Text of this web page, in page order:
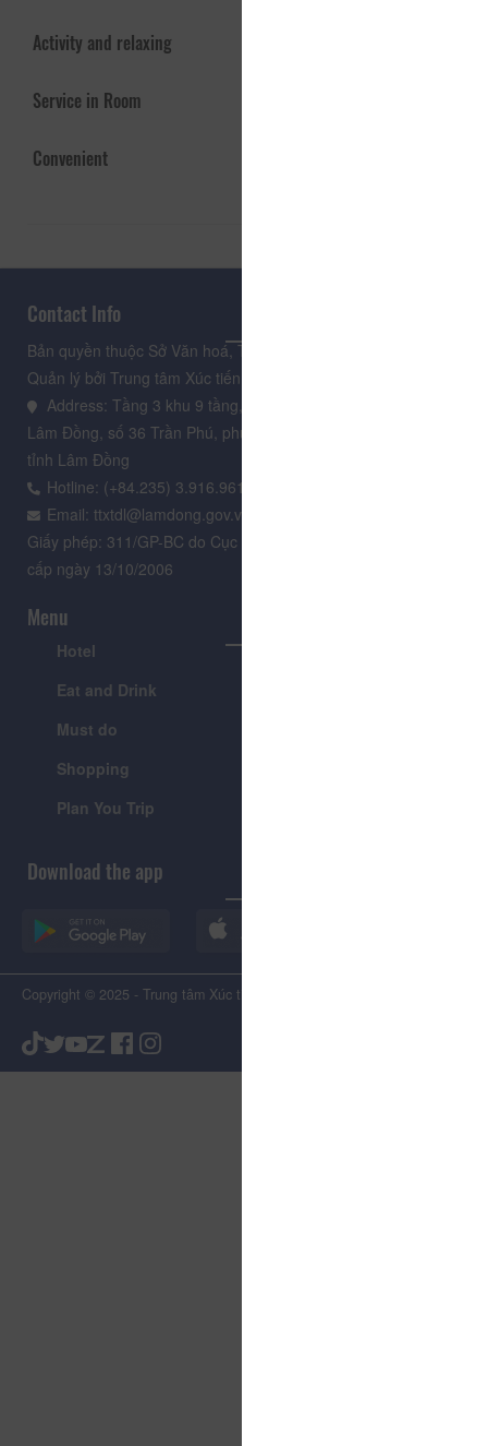
Activity and relaxing
Service in Room
Convenient
Contact Info
Bản quyền thuộc Sở Văn hoá, Thể thao và Du lịch Lâm Đồng.
Quản lý bởi Trung tâm Xúc tiến Du lịch Lâm Đồng
Address: Tầng 3 khu 9 tầng, Trung tâm Hành chính tỉnh
Lâm Đồng, số 36 Trần Phú, phường Xuân Hương - Đà Lạt,
tỉnh Lâm Đồng
Hotline: (+84.235) 3.916.961
Email: ttxtdl@lamdong.gov.vn
Giấy phép: 311/GP-BC do Cục Báo chí - Bộ Văn hóa Thông tin
cấp ngày 13/10/2006
Menu
Hotel
Eat and Drink
Must do
Shopping
Plan You Trip
Download the app
Copyright © 2025 - Trung tâm Xúc tiến Du lịch Tỉnh Lâm Đồng